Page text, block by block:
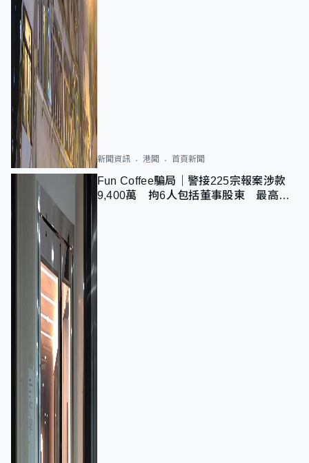
新聞資訊 港聞 首頁新聞
Fun Coffee騙局｜警接225宗報案涉款
9,400萬 拘6人包括董事股東 最高金